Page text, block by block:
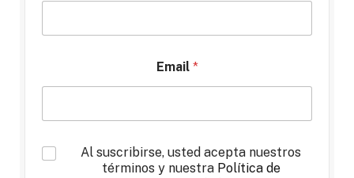
Email *
*
Al suscribirse, usted acepta nuestros
términos y nuestra Política de